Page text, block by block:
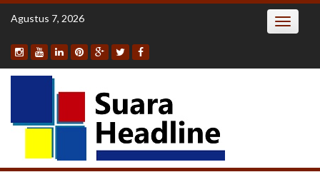
Skip
Agustus 7, 2026 Toggle